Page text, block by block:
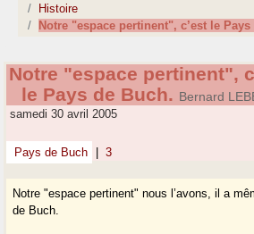
Histoire
Notre "espace pertinent", c’est le
Notre "espace pertinent",
le Pays de Buch. Bernard
samedi 30 avril 2005
Pays de Buch 3
Notre "espace pertinent" nous l’avons, il a
de Buch.